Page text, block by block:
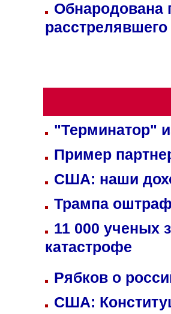
Обнародована
"Терминатор"
Пример
США: наши
Трампа
11 000 ученых
катастрофе
Рябков о
США: